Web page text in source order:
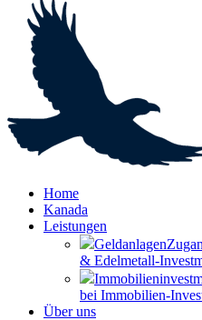
Home
Kanada
Leistungen
Geldanlagen
& Edelmetall-
bei Immobilien-
Über uns